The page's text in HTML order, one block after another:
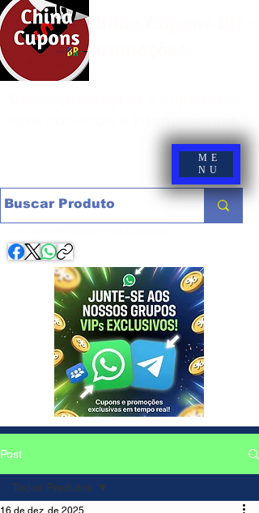
ME
NU
Post
Todos Produtos
16 de dez. de 2025